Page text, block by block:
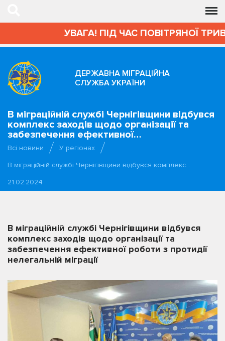
УВАГА! ПІД ЧАС ПОВІТРЯНОЇ
ДЕРЖАВНА МІГРАЦІЙНА
СЛУЖБА УКРАЇНИ
В міграційній службі Чернігівщини відбувся
комплекс заходів щодо організації та
забезпечення ефективної…
Всі новини
У регіонах
В міграційній службі Чернігівщини відбувся комплекс…
21.02.2024
В міграційній службі Чернігівщини відбувся
комплекс заходів щодо організації та
забезпечення ефективної роботи з протидії
нелегальній міграції